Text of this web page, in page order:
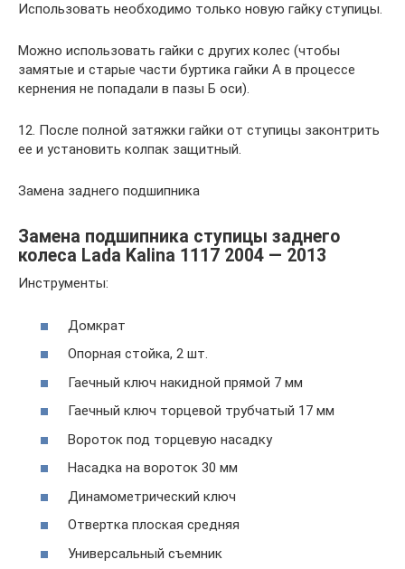
Использовать необходимо только новую гайку ступицы.
Можно использовать гайки с других колес (чтобы
замятые и старые части буртика гайки А в процессе
кернения не попадали в пазы Б оси).
12. После полной затяжки гайки от ступицы законтрить
ее и установить колпак защитный.
Замена заднего подшипника
Замена подшипника ступицы заднего
колеса Lada Kalina 1117 2004 — 2013
Инструменты:
Домкрат
Опорная стойка, 2 шт.
Гаечный ключ накидной прямой 7 мм
Гаечный ключ торцевой трубчатый 17 мм
Вороток под торцевую насадку
Насадка на вороток 30 мм
Динамометрический ключ
Отвертка плоская средняя
Универсальный съемник